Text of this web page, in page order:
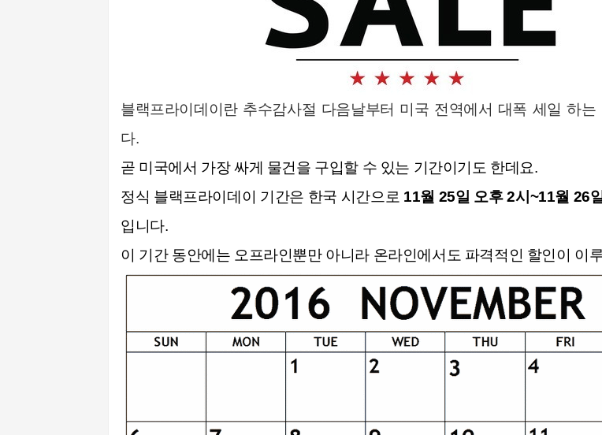
블랙프라이데이란 추수감사절 다음날부터 미국 전역에서 대폭 세일 하는
다.
곧 미국에서 가장 싸게 물건을 구입할 수 있는 기간이기도 한데요.
정식 블랙프라이데이 기간은 한국 시간으로 11월 25일 오후 2시~11월 26
입니다.
이 기간 동안에는 오프라인뿐만 아니라 온라인에서도 파격적인 할인이 이